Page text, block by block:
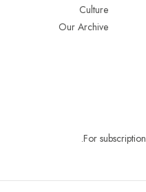
Culture
Our Archive
For
.